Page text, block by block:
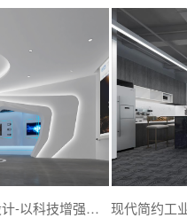
立尔讯人工智能展馆展厅设计-以科技增强品牌形象-深圳文丰装饰